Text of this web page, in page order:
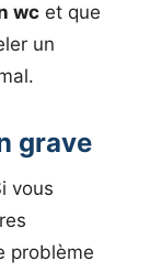
wc et que
un
grave
vous
problème